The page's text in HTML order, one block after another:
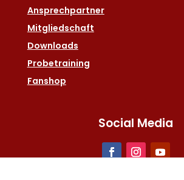
Ansprechpartner
Mitgliedschaft
Downloads
Probetraining
Fanshop
Social Media